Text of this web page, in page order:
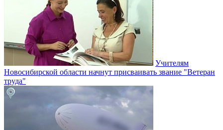
Учителям
Новосибирской области начнут присваивать звание "Ветеран
труда"